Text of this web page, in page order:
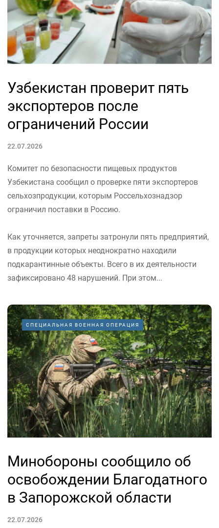
Узбекистан проверит пять
экспортеров после
ограничений России
22.07.2026
Комитет по безопасности пищевых продуктов
Узбекистана сообщил о проверке пяти экспортеров
сельхозпродукции, которым Россельхознадзор
ограничил поставки в Россию.
Как уточняется, запреты затронули пять предприятий,
в продукции которых неоднократно находили
подкарантинные объекты. Всего в их деятельности
зафиксировано 48 нарушений. При этом...
СПЕЦИАЛЬНАЯ ВОЕННАЯ ОПЕРАЦИЯ
Минобороны сообщило об
освобождении Благодатного
в Запорожской области
22.07.2026